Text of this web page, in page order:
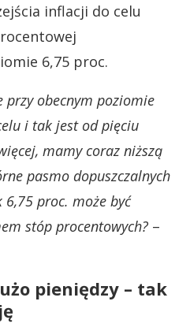
inflacji do celu
6,75 proc.
przy obecnym poziomie
i tak jest od pięciu
mamy coraz niższą
pasmo dopuszczalnych
6,75 proc. może być
stóp procentowych? –
pieniędzy – tak